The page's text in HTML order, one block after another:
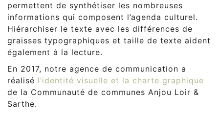
permettent de synthétiser les nombreuses
informations qui composent l’agenda culturel.
Hiérarchiser le texte avec les différences de
graisses typographiques et taille de texte aident
également à la lecture.
En 2017, notre agence de communication a
réalisé l’identité visuelle et la charte graphique
de la Communauté de communes Anjou Loir &
Sarthe.